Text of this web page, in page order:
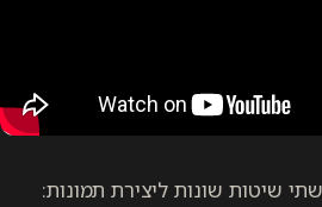
שיטות שונות ליצירת תמונות: